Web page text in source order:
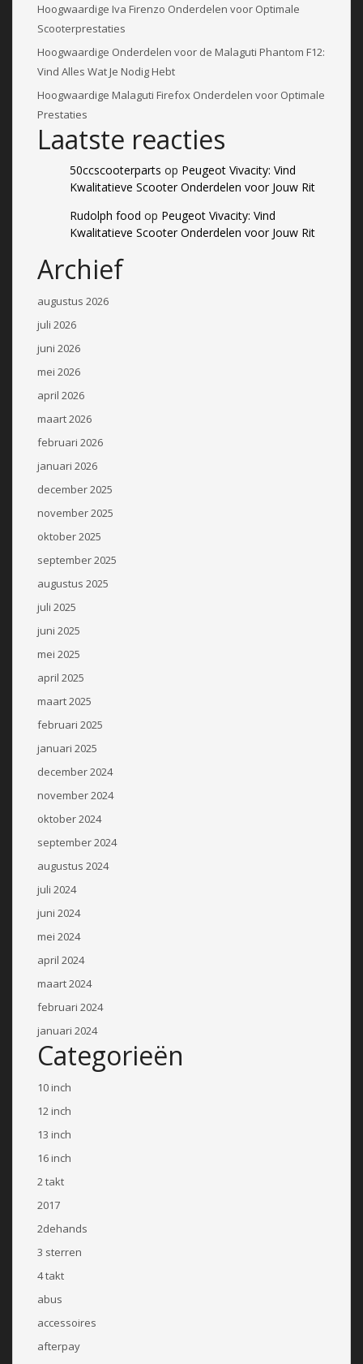
Hoogwaardige Iva Firenzo Onderdelen voor Optimale
Scooterprestaties
Hoogwaardige Onderdelen voor de Malaguti Phantom F12:
Vind Alles Wat Je Nodig Hebt
Hoogwaardige Malaguti Firefox Onderdelen voor Optimale
Prestaties
Laatste reacties
50ccscooterparts op Peugeot Vivacity: Vind
Kwalitatieve Scooter Onderdelen voor Jouw Rit
Rudolph food op Peugeot Vivacity: Vind
Kwalitatieve Scooter Onderdelen voor Jouw Rit
Archief
augustus 2026
juli 2026
juni 2026
mei 2026
april 2026
maart 2026
februari 2026
januari 2026
december 2025
november 2025
oktober 2025
september 2025
augustus 2025
juli 2025
juni 2025
mei 2025
april 2025
maart 2025
februari 2025
januari 2025
december 2024
november 2024
oktober 2024
september 2024
augustus 2024
juli 2024
juni 2024
mei 2024
april 2024
maart 2024
februari 2024
januari 2024
Categorieën
10 inch
12 inch
13 inch
16 inch
2 takt
2017
2dehands
3 sterren
4 takt
abus
accessoires
afterpay